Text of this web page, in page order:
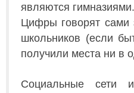
являются гимназиями.
Цифры говорят
школьников (если
получили места ни в
Социальные сети